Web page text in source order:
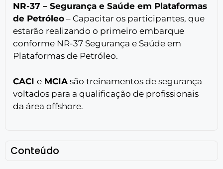
NR-37 – Segurança e Saúde em Plataformas
de Petróleo – Capacitar os participantes, que
estarão realizando o primeiro embarque
conforme NR-37 Segurança e Saúde em
Plataformas de Petróleo.
CACI e MCIA são treinamentos de segurança
voltados para a qualificação de profissionais
da área offshore.
Conteúdo